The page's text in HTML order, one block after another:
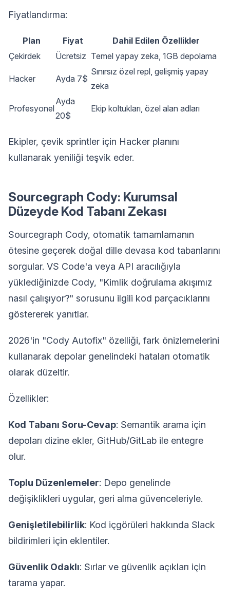
Fiyatlandırma:
Plan Fiyat
Dahil Edilen Özellikler
Çekirdek
Ücretsiz Temel yapay zeka, 1GB depolama
Hacker Ayda 7$
Sınırsız özel repl, gelişmiş yapay
zeka
Profesyonel
Ayda
20$
Ekip koltukları, özel alan adları
Ekipler, çevik sprintler için Hacker planını
kullanarak yeniliği teşvik eder.
Sourcegraph Cody: Kurumsal
Düzeyde Kod Tabanı Zekası
Sourcegraph Cody, otomatik tamamlamanın
ötesine geçerek doğal dille devasa kod tabanlarını
sorgular. VS Code'a veya API aracılığıyla
yüklediğinizde Cody, "Kimlik doğrulama akışımız
nasıl çalışıyor?" sorusunu ilgili kod parçacıklarını
göstererek yanıtlar.
2026'in "Cody Autofix" özelliği, fark önizlemelerini
kullanarak depolar genelindeki hataları otomatik
olarak düzeltir.
Özellikler:
Kod Tabanı Soru-Cevap: Semantik arama için
depoları dizine ekler, GitHub/GitLab ile entegre
olur.
Toplu Düzenlemeler: Depo genelinde
değişiklikleri uygular, geri alma güvenceleriyle.
Genişletilebilirlik: Kod içgörüleri hakkında Slack
bildirimleri için eklentiler.
Güvenlik Odaklı: Sırlar ve güvenlik açıkları için
tarama yapar.